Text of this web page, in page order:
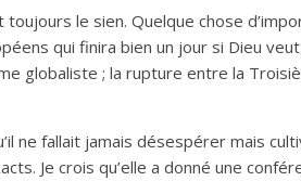
le sien. Quelque chose
qui finira bien un jour si Dieu
globaliste ; la rupture entre la
ne fallait jamais désespérer mais
Je crois qu’elle a donné une